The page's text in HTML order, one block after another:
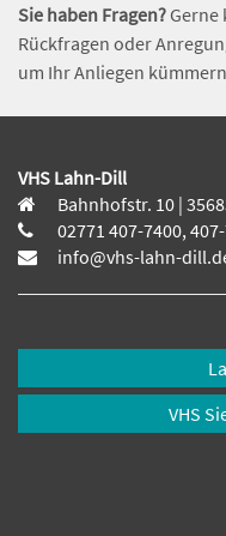
Sie haben Fragen? Gerne
Rückfragen oder
um Ihr Anliegen
VHS Lahn-Dill
Bahnhofstr. 10 |
02771 407-7400,
info@vhs-lahn-
VHS